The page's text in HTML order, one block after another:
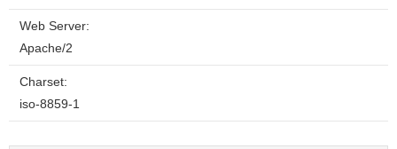
Web Server:
Apache/2
Charset:
iso-8859-1